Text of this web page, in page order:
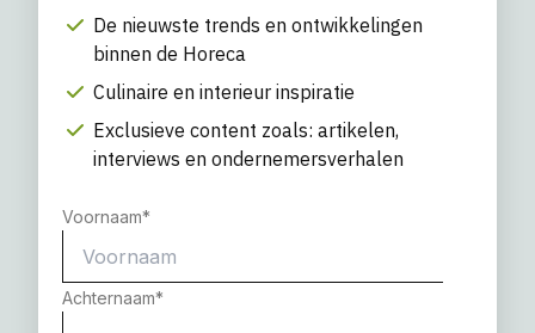
De nieuwste trends en ontwikkelingen
binnen de Horeca
Culinaire en interieur inspiratie
Exclusieve content zoals: artikelen,
interviews en ondernemersverhalen
Voornaam*
Achternaam*